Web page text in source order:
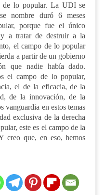
de lo popular. La UDI se
nombre duró 6 meses
porque fue el único
a tratar de destruir a la
el campo de lo popular
a partir de un gobierno
que nadie había dado.
el campo de lo popular,
el de la eficacia, de la
de la innovación, de la
en estos temas
exclusiva de la derecha
este es el campo de la
creo que, en eso, hemos